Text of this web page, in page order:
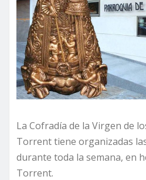
La Cofradía de la Virgen de
Torrent tiene organizadas
durante toda la semana, en
Torrent.